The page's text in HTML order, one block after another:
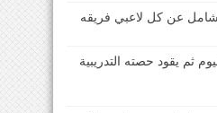
عن كل لاعبي فريقه
ثم يقود حصته التدريبية